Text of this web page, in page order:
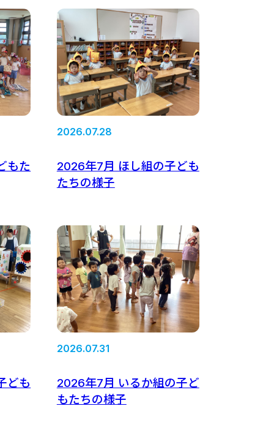
もた
2026.07.28
2026年7月 ほし組の子ども
たちの様子
ども
2026.07.31
2026年7月 いるか組の子ど
もたちの様子